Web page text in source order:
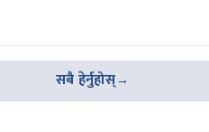
सबै हेर्नुहोस्